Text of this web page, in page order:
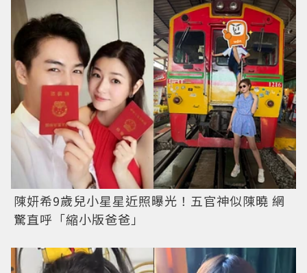
陳妍希9歲兒小星星近照曝光！五官神似陳曉 網
驚直呼「縮小版爸爸」